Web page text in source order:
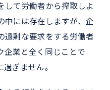
して労働者から搾取しよ
中には存在しますが、企
過剰な要求をする労働者
企業と全く同じことで
ぎません。